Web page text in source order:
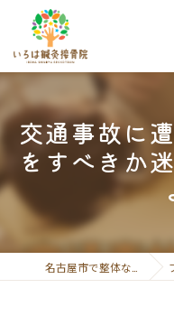
交通事故に
をすべきか